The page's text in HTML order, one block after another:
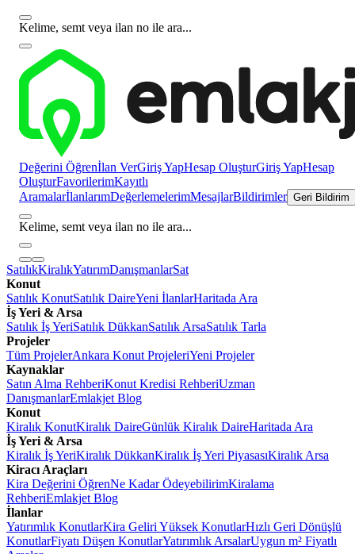
Kelime, semt veya ilan no ile ara...
Değerini Öğrenİlan VerGiriş YapHesap OluşturGiriş YapHesap
OluşturFavorilerimKayıtlı
AramalarİlanlarımDeğerlemelerimMesajlarBildirimler Geri Bildirim
Kelime, semt veya ilan no ile ara...
SatılıkKiralıkYatırımDanışmanlarSat
Konut
Satılık KonutSatılık DaireYeni İlanlarHaritada Ara
İş Yeri & Arsa
Satılık İş YeriSatılık DükkanSatılık ArsaSatılık Tarla
Projeler
Tüm ProjelerAnkara Konut ProjeleriYeni Projeler
Kaynaklar
Satın Alma RehberiKonut Kredisi RehberiUzman
DanışmanlarEmlakjet Blog
Konut
Kiralık KonutKiralık DaireGünlük Kiralık DaireHaritada Ara
İş Yeri & Arsa
Kiralık İş YeriKiralık DükkanKiralık İş Yeri PiyasasıKiralık Arsa
Kiracı Araçları
Kira Değerini ÖğrenNe Kadar ÖdeyebilirimKiralama
RehberiEmlakjet Blog
İlanlar
Yatırımlık KonutlarKira Geliri Yüksek KonutlarHızlı Geri Dönüşlü
KonutlarFiyatı Düşen KonutlarYatırımlık ArsalarUygun m² Fiyatlı